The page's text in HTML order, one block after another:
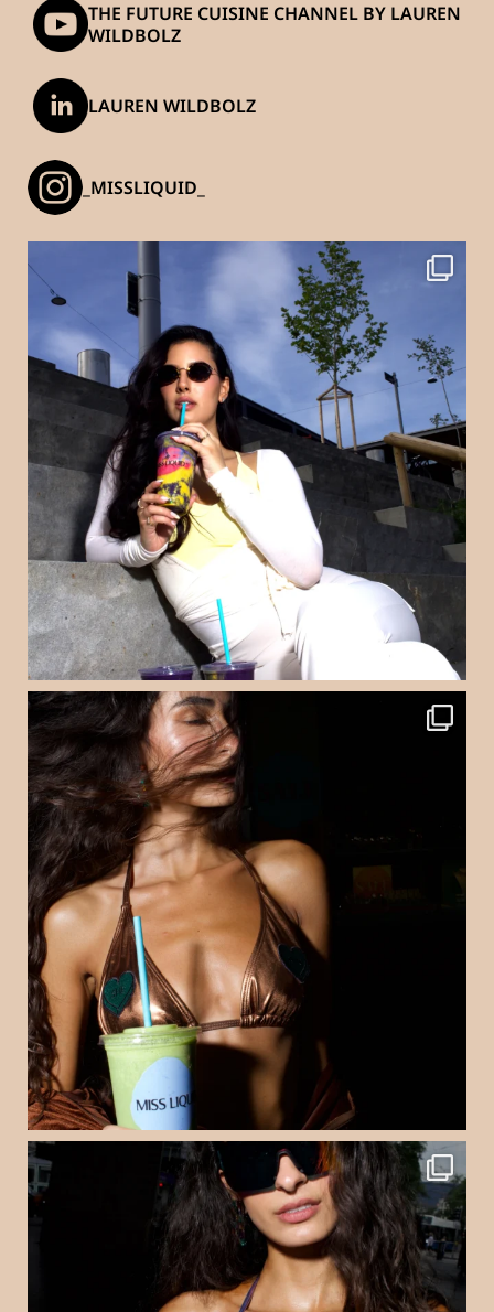
THE FUTURE CUISINE CHANNEL BY LAUREN
WILDBOLZ
LAUREN WILDBOLZ
_MISSLIQUID_